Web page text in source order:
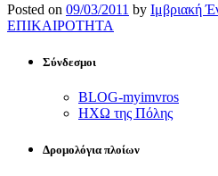
Posted on 09/03/2011 by Ιμβριακή
ΕΠΙΚΑΙΡΟΤΗΤΑ
Σύνδεσμοι
BLOG-myimvros
ΗΧΩ της Πόλης
Δρομολόγια πλοίων